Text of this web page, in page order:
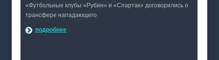
«Футбольные клубы «Рубин» и «Спартак» договорились о
трансфере нападающего
подробнее